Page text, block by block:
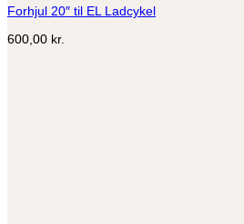
varianter.
kan
Forhjul 20″ til EL Ladcykel
600,00 kr.